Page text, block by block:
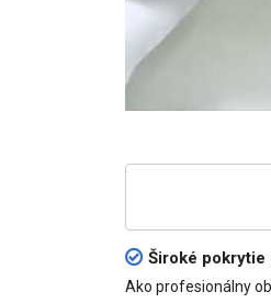
Široké pokrytie
Ako profesionálny